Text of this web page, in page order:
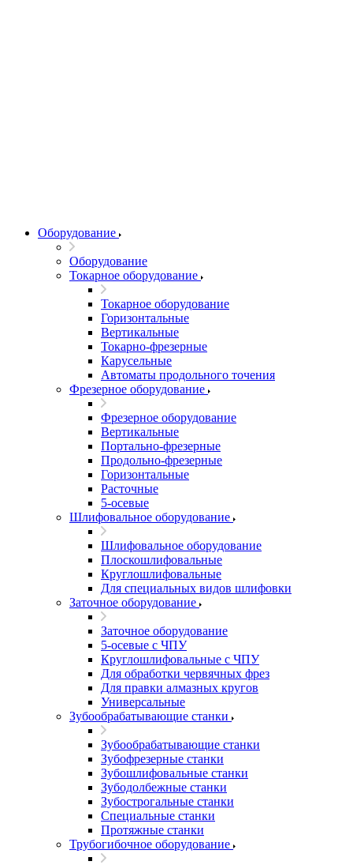
Оборудование
Оборудование
Токарное оборудование
Токарное оборудование
Горизонтальные
Вертикальные
Токарно-фрезерные
Карусельные
Автоматы продольного точения
Фрезерное оборудование
Фрезерное оборудование
Вертикальные
Портально-фрезерные
Продольно-фрезерные
Горизонтальные
Расточные
5-осевые
Шлифовальное оборудование
Шлифовальное оборудование
Плоскошлифовальные
Круглошлифовальные
Для специальных видов шлифовки
Заточное оборудование
Заточное оборудование
5-осевые с ЧПУ
Круглошлифовальные с ЧПУ
Для обработки червячных фрез
Для правки алмазных кругов
Универсальные
Зубообрабатывающие станки
Зубообрабатывающие станки
Зубофрезерные станки
Зубошлифовальные станки
Зубодолбежные станки
Зубострогальные станки
Специальные станки
Протяжные станки
Трубогибочное оборудование